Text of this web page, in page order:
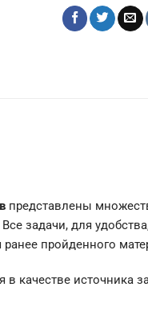
представлены
задачи, для
пройденного
качестве